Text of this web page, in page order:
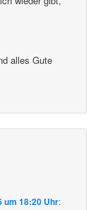
alles Gute
um 18:20 Uhr: